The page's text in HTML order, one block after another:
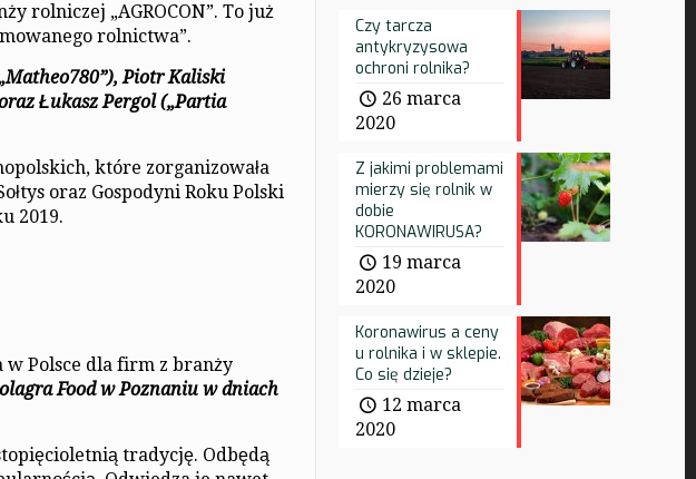
rolniczej „AGROCON”. To już
rolnictwa”.
Piotr Kaliski
Łukasz Pergol („Partia
które zorganizowała
oraz Gospodyni Roku Polski
2019.
Polsce dla firm z branży
Food w Poznaniu w dniach
tradycję. Odbędą
Czy tarcza
antykryzysowa
ochroni rolnika?
26 marca
2020
Z jakimi problemami
mierzy się rolnik w
dobie
KORONAWIRUSA?
19 marca
2020
Koronawirus a ceny
u rolnika i w sklepie.
Co się dzieje?
12 marca
2020